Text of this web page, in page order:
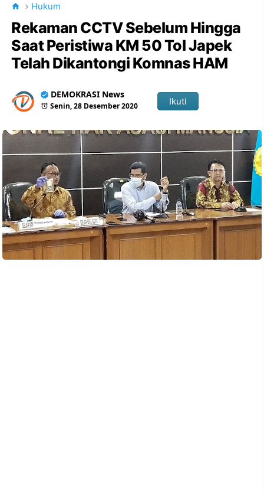
Hukum
Rekaman CCTV Sebelum Hingga
Saat Peristiwa KM 50 Tol Japek
Telah Dikantongi Komnas HAM
DEMOKRASI News
Senin, 28 Desember 2020 Ikuti